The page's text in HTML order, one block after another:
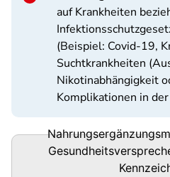
auf Krankheiten
(Beispiel: Covid-19,
Suchtkrankheiten
Nikotinabhängigkeit
Komplikationen in
Podigee-